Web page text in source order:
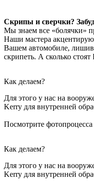
Скрипы и сверчки?
Мы знаем все «болячки»
Наши мастера
Вашем автомобиле,
скрипеть. А сколько
Как делаем?
Для этого у нас на
Kerry для внутренней
Посмотрите фотопроцесса
Как делаем?
Для этого у нас на
Kerry для внутренней